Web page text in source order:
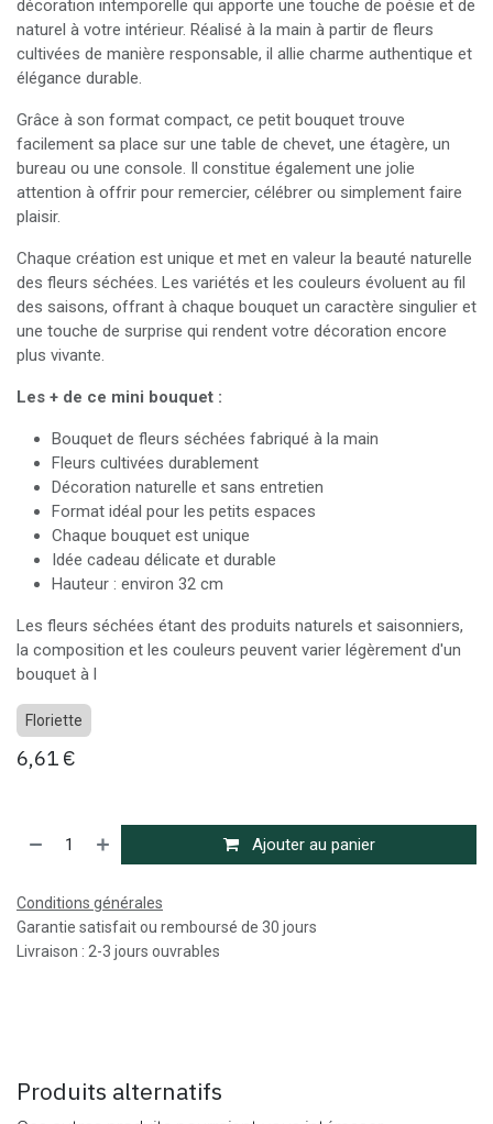
décoration intemporelle qui apporte une touche de poésie et de
naturel à votre intérieur. Réalisé à la main à partir de fleurs
cultivées de manière responsable, il allie charme authentique et
élégance durable.
Grâce à son format compact, ce petit bouquet trouve
facilement sa place sur une table de chevet, une étagère, un
bureau ou une console. Il constitue également une jolie
attention à offrir pour remercier, célébrer ou simplement faire
plaisir.
Chaque création est unique et met en valeur la beauté naturelle
des fleurs séchées. Les variétés et les couleurs évoluent au fil
des saisons, offrant à chaque bouquet un caractère singulier et
une touche de surprise qui rendent votre décoration encore
plus vivante.
Les + de ce mini bouquet :
Bouquet de fleurs séchées fabriqué à la main
Fleurs cultivées durablement
Décoration naturelle et sans entretien
Format idéal pour les petits espaces
Chaque bouquet est unique
Idée cadeau délicate et durable
Hauteur : environ 32 cm
Les fleurs séchées étant des produits naturels et saisonniers,
la composition et les couleurs peuvent varier légèrement d'un
bouquet à l
Floriette
6,61 €
Ajouter au panier
Conditions générales
Garantie satisfait ou remboursé de 30 jours
Livraison : 2-3 jours ouvrables
Produits alternatifs